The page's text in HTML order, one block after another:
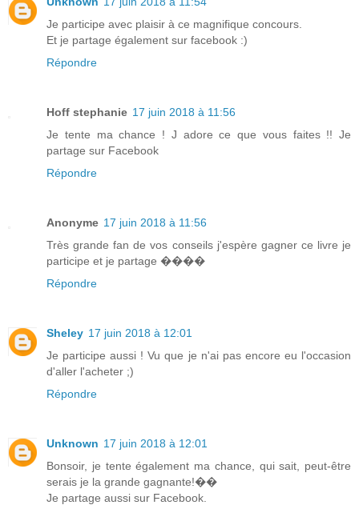
Je participe avec plaisir à ce magnifique concours.
Et je partage également sur facebook :)
Répondre
Hoff stephanie 17 juin 2018 à 11:56
Je tente ma chance ! J adore ce que vous faites !! Je
partage sur Facebook
Répondre
Anonyme 17 juin 2018 à 11:56
Très grande fan de vos conseils j'espère gagner ce livre je
participe et je partage ����
Répondre
Sheley 17 juin 2018 à 12:01
Je participe aussi ! Vu que je n'ai pas encore eu l'occasion
d'aller l'acheter ;)
Répondre
Unknown 17 juin 2018 à 12:01
Bonsoir, je tente également ma chance, qui sait, peut-être
serais je la grande gagnante!��
Je partage aussi sur Facebook.